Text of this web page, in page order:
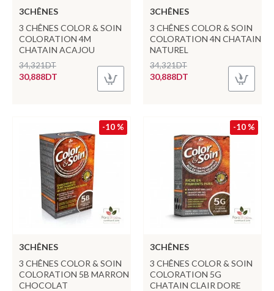
3CHÊNES
3 CHÊNES COLOR & SOIN
COLORATION 4M
CHATAIN ACAJOU
30,888DT
34,321DT
3CHÊNES
3 CHÊNES COLOR & SOIN
COLORATION 4N CHATAIN
NATUREL
30,888DT
34,321DT
-10 %
3CHÊNES
3 CHÊNES COLOR & SOIN
COLORATION 5B MARRON
CHOCOLAT
-10 %
3CHÊNES
3 CHÊNES COLOR & SOIN
COLORATION 5G
CHATAIN CLAIR DORE